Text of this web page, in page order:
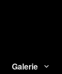
Galerie